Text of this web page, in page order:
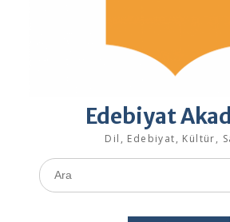
Edebiyat
Dil, Edebiyat, Kültür,
Search
for: